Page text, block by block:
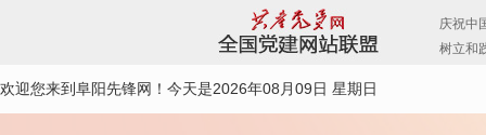
欢迎您来到阜阳先锋网！ 今天是2026年08月09日 星期日